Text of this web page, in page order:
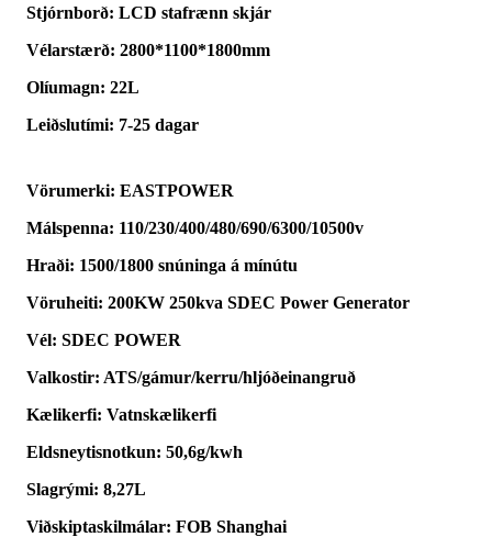
Stjórnborð: LCD stafrænn skjár
Vélarstærð: 2800*1100*1800mm
Olíumagn: 22L
Leiðslutími: 7-25 dagar
Vörumerki: EASTPOWER
Málspenna: 110/230/400/480/690/6300/10500v
Hraði: 1500/1800 snúninga á mínútu
Vöruheiti: 200KW 250kva SDEC Power Generator
Vél: SDEC POWER
Valkostir: ATS/gámur/kerru/hljóðeinangruð
Kælikerfi: Vatnskælikerfi
Eldsneytisnotkun: 50,6g/kwh
Slagrými: 8,27L
Viðskiptaskilmálar: FOB Shanghai